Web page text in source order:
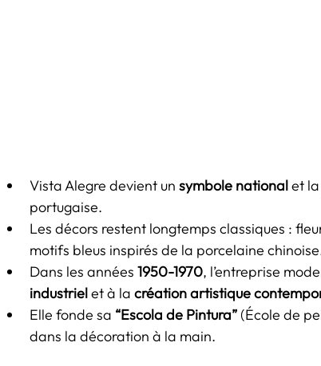
Vista Alegre devient un symbole national et
portugaise.
Les décors restent longtemps classiques :
motifs bleus inspirés de la porcelaine
Dans les années 1950-1970, l’entreprise
industriel et à la création artistique
Elle fonde sa “Escola de Pintura” (École de
dans la décoration à la main.